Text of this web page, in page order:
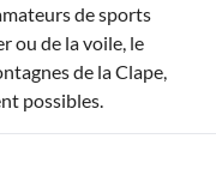
de sports
ou de la voile, le
de la Clape,
possibles.